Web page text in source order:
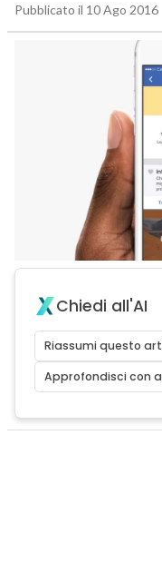
Pubblicato il 10 Ago 2016
Chiedi all'AI
Riassumi questo
Approfondisci con